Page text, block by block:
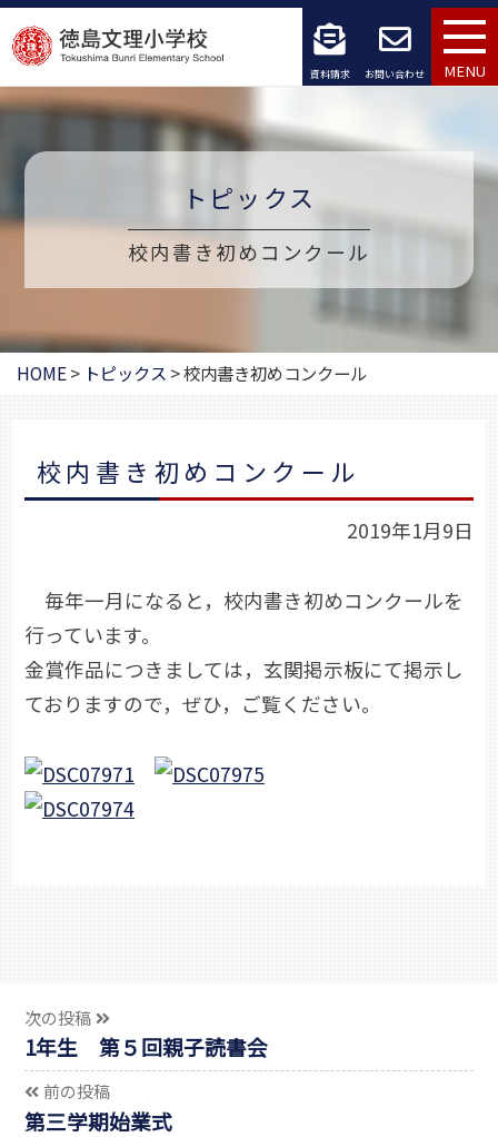
コ
ン
テ
へ
ッ
資料請求 お問い合わせ MENU
トピックス
校内書き初めコンクール
HOME> トピックス >校内書き初めコンクール
校内書き初めコンクール
2019年1月9日
毎年一月になると，校内書き初めコンクールを
行っています。
金賞作品につきましては，玄関掲示板にて掲示し
ておりますので，ぜひ，ご覧ください。
次の投稿
1年生 第５回親子読書会
前の投稿
第三学期始業式